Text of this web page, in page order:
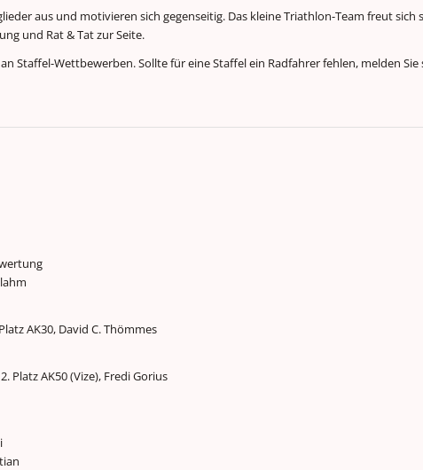
aus und motivieren sich gegenseitig. Das kleine Triathlon-Team freut
und Rat & Tat zur Seite.
Staffel-Wettbewerben. Sollte für eine Staffel ein Radfahrer fehlen, melden
AK30, David C. Thömmes
Platz AK50 (Vize), Fredi Gorius